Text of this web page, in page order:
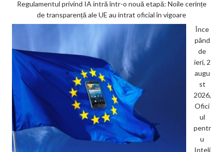
Regulamentul privind IA intră într-o nouă etapă: Noile cerințe
de transparență ale UE au intrat oficial în vigoare
Înce
pând
de
ieri, 2
augu
st
2026,
Ofici
ul
pentr
u
Inteli